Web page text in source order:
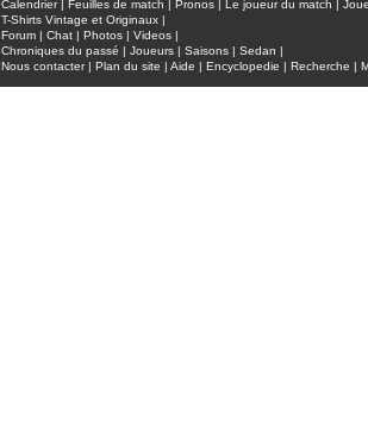
Calendrier| Feuilles de match Pronos Le joueur du match
T-Shirts Vintage et Originaux |
Forum | Chat | Photos | Videos |
Chroniques du passé | Joueurs | Saisons | Sedan |
Nous contacter| Plan du site | Aide | Encyclopedie | Recherche |